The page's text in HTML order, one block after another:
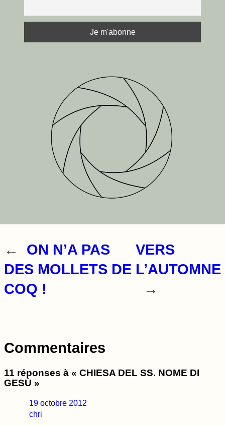
←
ON N’A PAS
DES MOLLETS DE
COQ !
VERS
L’AUTOMNE
→
Commentaires
11 réponses à « CHIESA DEL SS. NOME DI
GESÙ »
19 octobre 2012
chri